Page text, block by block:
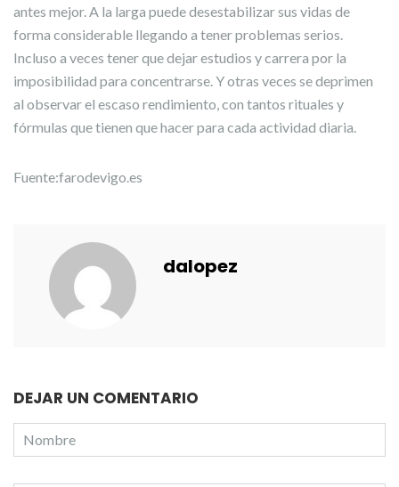
antes mejor. A la larga puede desestabilizar sus vidas de
forma considerable llegando a tener problemas serios.
Incluso a veces tener que dejar estudios y carrera por la
imposibilidad para concentrarse. Y otras veces se deprimen
al observar el escaso rendimiento, con tantos rituales y
fórmulas que tienen que hacer para cada actividad diaria.
Fuente:farodevigo.es
dalopez
DEJAR UN COMENTARIO